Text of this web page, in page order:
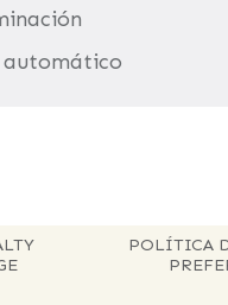
POLÍTICA